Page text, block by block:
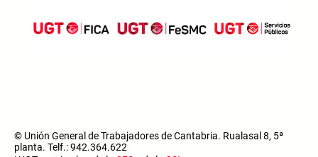
© Unión General de Trabajadores de Cantabria. Rualasal 8, 5ª
planta. Telf.: 942.364.622